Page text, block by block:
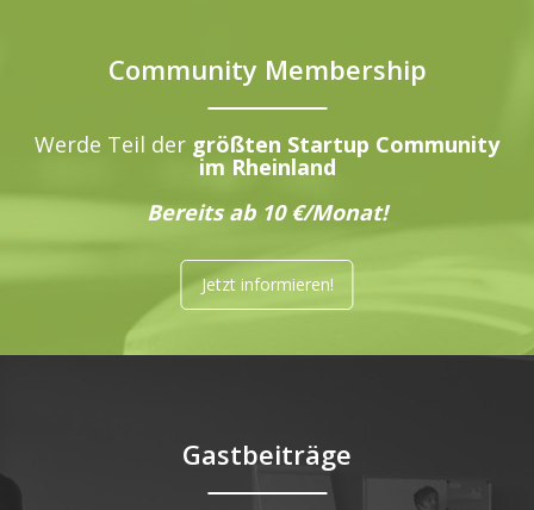
Community Membership
Werde Teil der größten Startup Community
im Rheinland
Bereits ab 10 €/Monat!
Jetzt informieren!
Gastbeiträge